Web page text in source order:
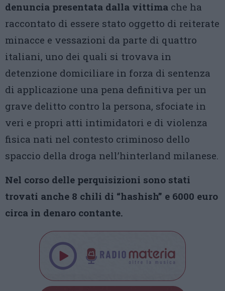
denuncia presentata dalla vittima che ha
raccontato di essere stato oggetto di reiterate
minacce e vessazioni da parte di quattro
italiani, uno dei quali si trovava in
detenzione domiciliare in forza di sentenza
di applicazione una pena definitiva per un
grave delitto contro la persona, sfociate in
veri e propri atti intimidatori e di violenza
fisica nati nel contesto criminoso dello
spaccio della droga nell’hinterland milanese.
Nel corso delle perquisizioni sono stati
trovati anche 8 chili di “hashish” e 6000 euro
circa in denaro contante.